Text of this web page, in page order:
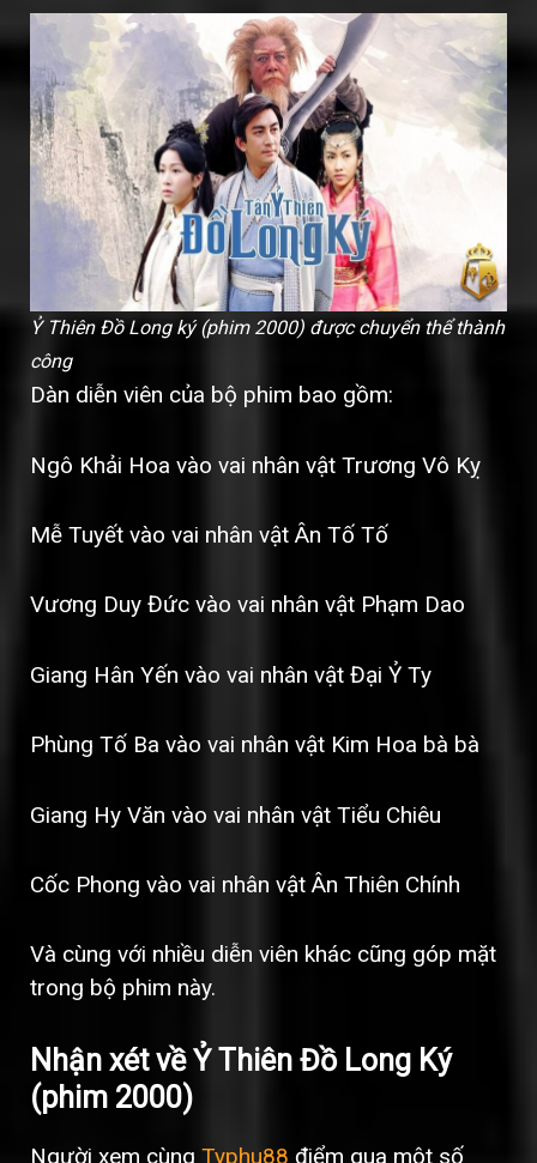
Ỷ Thiên Đồ Long ký (phim 2000) được chuyển thể thành
công
Dàn diễn viên của bộ phim bao gồm:
Ngô Khải Hoa vào vai nhân vật Trương Vô Kỵ
Mễ Tuyết vào vai nhân vật Ân Tố Tố
Vương Duy Đức vào vai nhân vật Phạm Dao
Giang Hân Yến vào vai nhân vật Đại Ỷ Ty
Phùng Tố Ba vào vai nhân vật Kim Hoa bà bà
Giang Hy Văn vào vai nhân vật Tiểu Chiêu
Cốc Phong vào vai nhân vật Ân Thiên Chính
Và cùng với nhiều diễn viên khác cũng góp mặt
trong bộ phim này.
Nhận xét về Ỷ Thiên Đồ Long Ký
(phim 2000)
Người xem cùng Typhu88 điểm qua một số